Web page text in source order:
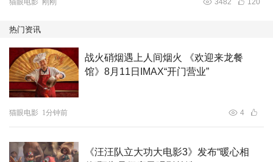
猫眼电影 刚刚 3482 120
热门资讯
战火硝烟遇上人间烟火 《欢迎来龙餐
馆》8月11日IMAX“开门营业”
猫眼电影 1分钟前 4
《汪汪队立大功大电影3》发布“暖心相